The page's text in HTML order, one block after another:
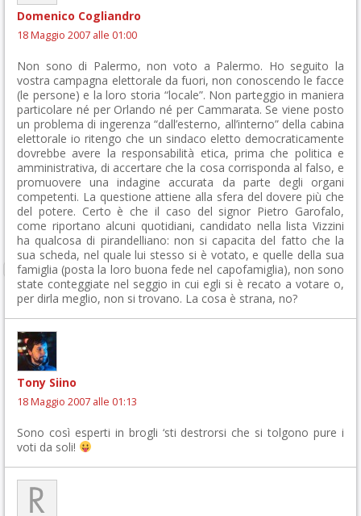
Domenico Cogliandro
18 Maggio 2007 alle 01:00
Non sono di Palermo, non voto a Palermo. Ho seguito la
vostra campagna elettorale da fuori, non conoscendo le facce
(le persone) e la loro storia “locale”. Non parteggio in maniera
particolare né per Orlando né per Cammarata. Se viene posto
un problema di ingerenza “dall’esterno, all’interno” della cabina
elettorale io ritengo che un sindaco eletto democraticamente
dovrebbe avere la responsabilità etica, prima che politica e
amministrativa, di accertare che la cosa corrisponda al falso, e
promuovere una indagine accurata da parte degli organi
competenti. La questione attiene alla sfera del dovere più che
del potere. Certo è che il caso del signor Pietro Garofalo,
come riportano alcuni quotidiani, candidato nella lista Vizzini
ha qualcosa di pirandelliano: non si capacita del fatto che la
sua scheda, nel quale lui stesso si è votato, e quelle della sua
famiglia (posta la loro buona fede nel capofamiglia), non sono
state conteggiate nel seggio in cui egli si è recato a votare o,
per dirla meglio, non si trovano. La cosa è strana, no?
Tony Siino
18 Maggio 2007 alle 01:13
Sono così esperti in brogli ‘sti destrorsi che si tolgono pure i
voti da soli!